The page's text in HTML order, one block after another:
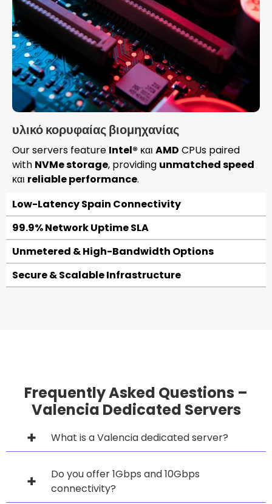
Low-Latency Spain Connectivity
99.9% Network Uptime SLA
Unmetered & High-Bandwidth Options
Secure & Scalable Infrastructure
υλικό κορυφαίας βιομηχανίας
Our servers feature Intel® και AMD CPUs paired
with NVMe storage, providing unmatched speed
και reliable performance.
Frequently Asked Questions –
Valencia Dedicated Servers
What is a Valencia dedicated server?
Do you offer 1Gbps and 10Gbps
connectivity?